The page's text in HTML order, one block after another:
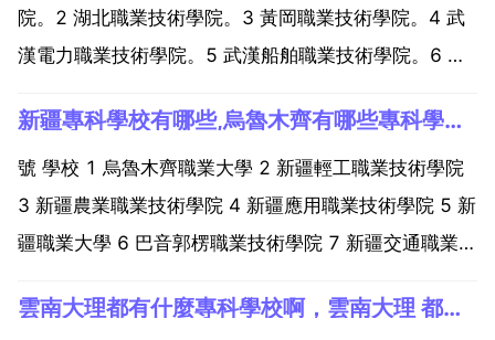
院。2 湖北職業技術學院。3 黃岡職業技術學院。4 武
漢電力職業技術學院。5 武漢船舶職業技術學院。6 襄
體工程職業學院。9 鄂州職業大學。10 武漢鐵路職業
技術學院。全國排名靠前的專科學校有深圳...
新疆專科學校有哪些,烏魯木齊有哪些專科學校？
號 學校 1 烏魯木齊職業大學 2 新疆輕工職業技術學院
3 新疆農業職業技術學院 4 新疆應用職業技術學院 5 新
疆職業大學 6 巴音郭楞職業技術學院 7 新疆交通職業技
院 10 新疆石河子職業技術學院 11 和田師范專科學校
雲南大理都有什麼專科學校啊，雲南大理 都有什麼大學？？？